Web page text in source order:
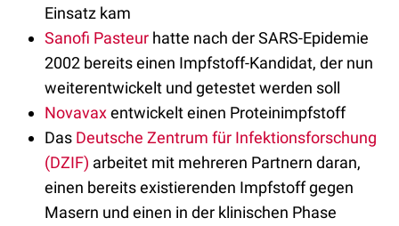
Einsatz kam
Sanofi Pasteur hatte nach der SARS-Epidemie
2002 bereits einen Impfstoff-Kandidat, der nun
weiterentwickelt und getestet werden soll
Novavaxentwickelt einen Proteinimpfstoff
Das Deutsche Zentrum für Infektionsforschung
(DZIF) arbeitet mit mehreren Partnern daran,
einen bereits existierenden Impfstoff gegen
Masern und einen in der klinischen Phase